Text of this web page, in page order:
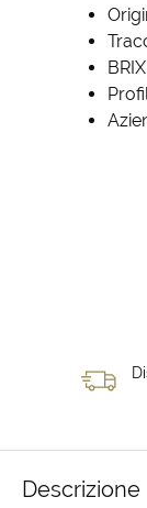
Descrizione